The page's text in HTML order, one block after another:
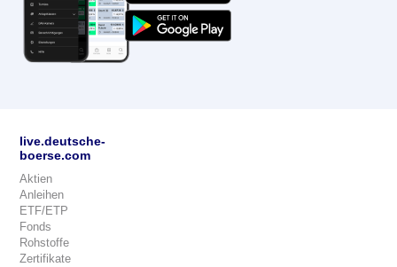
live.deutsche-
boerse.com
Aktien
Anleihen
ETF/ETP
Fonds
Rohstoffe
Zertifikate